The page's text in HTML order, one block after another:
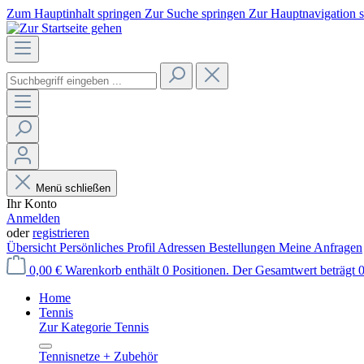
Zum Hauptinhalt springen Zur Suche springen Zur Hauptnavigation
Menü schließen
Ihr Konto
Anmelden
oderregistrieren
Übersicht Persönliches Profil Adressen Bestellungen Meine Anfragen
0,00 € Warenkorb enthält 0 Positionen. Der Gesamtwert beträgt
Home
Tennis
Zur Kategorie Tennis
Tennisnetze + Zubehör